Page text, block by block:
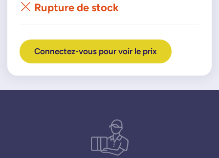
Rupture de stock
Connectez-vous pour voir le prix